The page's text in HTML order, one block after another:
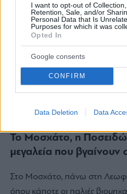
I want to opt-out of Collection,
Retention, Sale, and/or
Personal Data that Is
Purposes for which it was
Opted In
Google consents
CONFIRM
Data Deletion Data
σταματήσει να
συμπαθητική ΜΚΟ για
Η Ριβιέρα δεν μετριέται μόνο
ξαπλώστρες και επενδύσεις.
μπορεί να προστατεύσει ό,τι
Το Μοσχάτο, η
μεγαλεία που βγαίνουν
Στο Μοσχάτο, πάνω στη
όπου κάποτε οι παλιές